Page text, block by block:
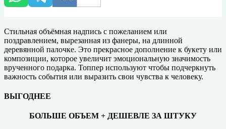
Стильная объёмная надпись с пожеланием или
поздравлением, вырезанная из фанеры, на длинной
деревянной палочке. Это прекрасное дополнение к букету или
композиции, которое увеличит эмоциональную значимость
врученного подарка. Топпер используют чтобы подчеркнуть
важность события или выразить свои чувства к человеку.
ВЫГОДНЕЕ
БОЛЬШЕ ОБЪЕМ + ДЕШЕВЛЕ ЗА ШТУКУ